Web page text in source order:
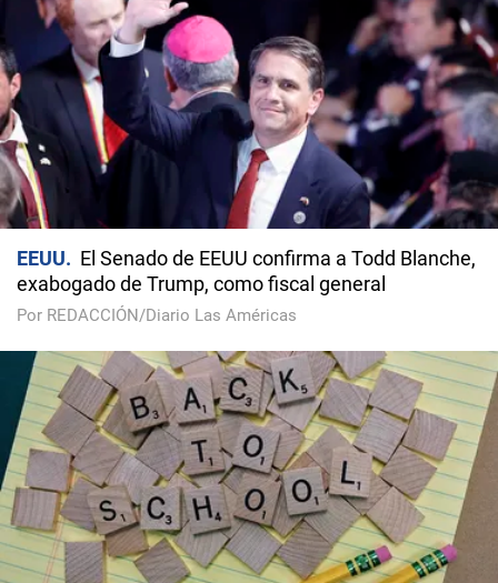
EEUU
El Senado de EEUU confirma a Todd Blanche,
exabogado de Trump, como fiscal general
Por REDACCIÓN/Diario Las Américas